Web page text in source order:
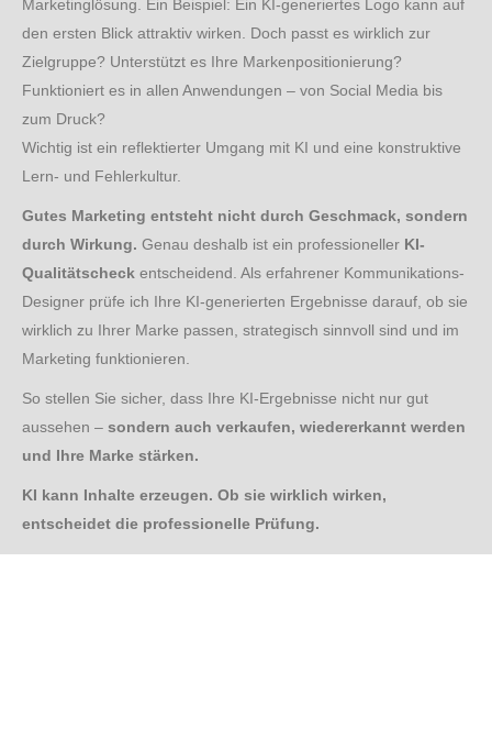
Marketinglösung. Ein Beispiel: Ein KI-generiertes Logo kann auf
den ersten Blick attraktiv wirken. Doch passt es wirklich zur
Zielgruppe? Unterstützt es Ihre Markenpositionierung?
Funktioniert es in allen Anwendungen – von Social Media bis
zum Druck?
Wichtig ist ein reflektierter Umgang mit KI und eine konstruktive
Lern- und Fehlerkultur.
Gutes Marketing entsteht nicht durch Geschmack, sondern
durch Wirkung. Genau deshalb ist ein professioneller KI-
Qualitätscheck entscheidend. Als erfahrener Kommunikations-
Designer prüfe ich Ihre KI-generierten Ergebnisse darauf, ob sie
wirklich zu Ihrer Marke passen, strategisch sinnvoll sind und im
Marketing funktionieren.
So stellen Sie sicher, dass Ihre KI-Ergebnisse nicht nur gut
aussehen – sondern auch verkaufen, wiedererkannt werden
und Ihre Marke stärken.
KI kann Inhalte erzeugen. Ob sie wirklich wirken,
entscheidet die professionelle Prüfung.